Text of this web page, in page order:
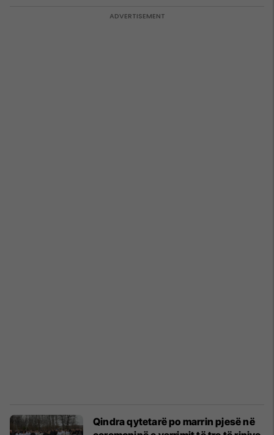
Qindra qytetarë po marrin pjesë në